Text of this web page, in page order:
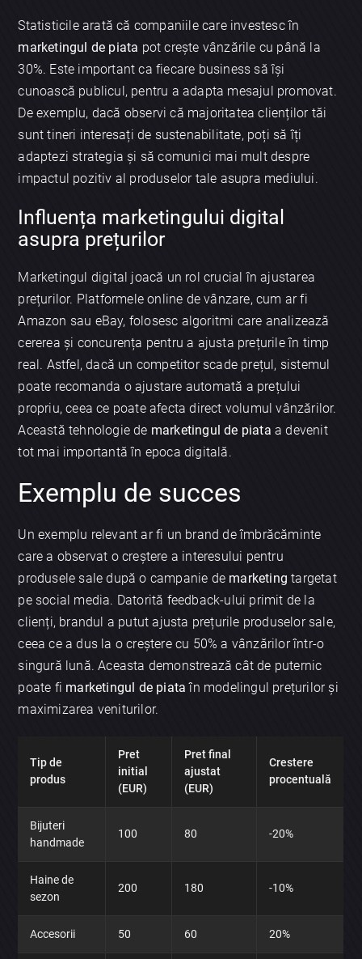
Statisticile arată că companiile care investesc în
marketingul de piata pot crește vânzările cu până la
30%. Este important ca fiecare business să își
cunoască publicul, pentru a adapta mesajul promovat.
De exemplu, dacă observi că majoritatea clienților tăi
sunt tineri interesați de sustenabilitate, poți să îți
adaptezi strategia și să comunici mai mult despre
impactul pozitiv al produselor tale asupra mediului.
Influența marketingului digital
asupra prețurilor
Marketingul digital joacă un rol crucial în ajustarea
prețurilor. Platformele online de vânzare, cum ar fi
Amazon sau eBay, folosesc algoritmi care analizează
cererea și concurența pentru a ajusta prețurile în timp
real. Astfel, dacă un competitor scade prețul, sistemul
poate recomanda o ajustare automată a prețului
propriu, ceea ce poate afecta direct volumul vânzărilor.
Această tehnologie de marketingul de piata a devenit
tot mai importantă în epoca digitală.
Exemplu de succes
Un exemplu relevant ar fi un brand de îmbrăcăminte
care a observat o creștere a interesului pentru
produsele sale după o campanie de marketing targetat
pe social media. Datorită feedback-ului primit de la
clienți, brandul a putut ajusta prețurile produselor sale,
ceea ce a dus la o creștere cu 50% a vânzărilor într-o
singură lună. Aceasta demonstrează cât de puternic
poate fi marketingul de piata în modelingul prețurilor și
maximizarea veniturilor.
Tip de
produs
Pret
initial
(EUR)
Pret final
ajustat
(EUR)
Crestere
procentuală
Bijuteri
handmade
100 80 -20%
Haine de
sezon
200 180 -10%
Accesorii 50 60 20%